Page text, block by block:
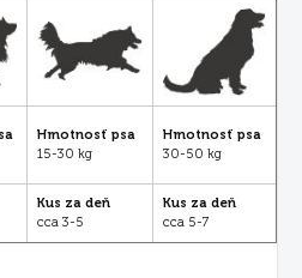
Hmotnosť psa
15-30 kg
Hmotnosť psa
30-50 kg
Kus za deň
cca 3-5
Kus za deň
cca 5-7